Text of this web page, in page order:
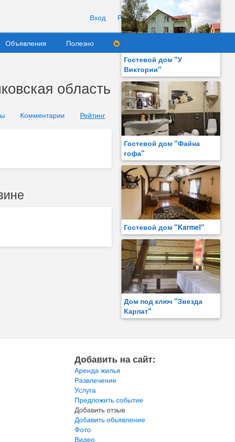
Добавить
Вход Регистрация
Объявления Полезно
область
Рейтинг
Комментарии
Гостевой дом "У
Виктории"
Гостевой дом "Файна
гофа"
Гостевой дом "Karmel"
Дом под ключ "Звезда
Карпат"
Добавить на сайт:
Аренда жилья
Развлечение
Услуга
Предложить событие
Добавить отзыв
Добавить обьявление
Фото
Видео